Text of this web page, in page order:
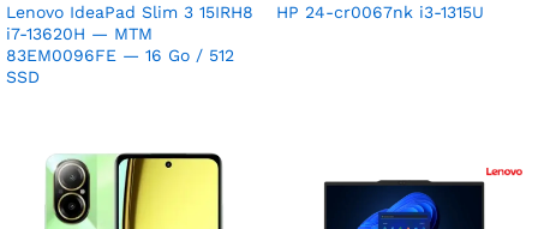
Lenovo IdeaPad Slim 3 15IRH8
i7-13620H — MTM
83EM0096FE — 16 Go / 512
SSD
HP 24-cr0067nk i3-1315U